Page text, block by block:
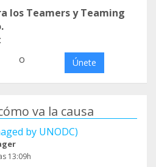
los Teamers y Teaming
o Únete
va la causa
by UNODC)
13:09h